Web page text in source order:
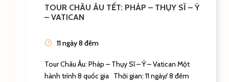
TOUR CHÂU ÂU TẾT: PHÁP – THỤY SĨ – Ý
– VATICAN
11 ngày 8 đêm
Tour Châu Âu: Pháp – Thụy Sĩ – Ý – Vatican Một
hành trình 8 quốc gia Thời gian: 11 ngày/ 8 đêm